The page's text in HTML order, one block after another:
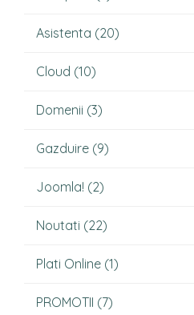
Asistenta (20)
Cloud (10)
Domenii (3)
Gazduire (9)
Joomla! (2)
Noutati (22)
Plati Online (1)
PROMOTII (7)